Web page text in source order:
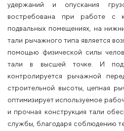
удержаний и опускания
востребована при работе с
подвальных помещениях, на
тали рычажного типа является
помощью физической силы
тали в высшей точке. И
контролируется рычажной
строительной высоты, цепная
оптимизирует используемое
и прочная конструкция тали
службы, благодаря соблюдению